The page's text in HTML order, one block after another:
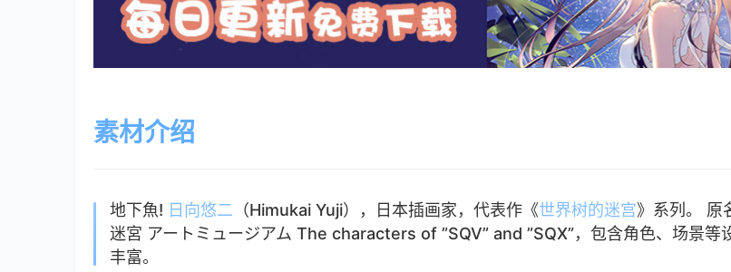
素材介绍
地下魚! 日向悠二 （Himukai Yuji），日本插画家，代表作《世界树的迷宫》系列。 原
迷宮 アートミュージアム The characters of ”SQV” and ”SQX”，包含角色、场景等
丰富。